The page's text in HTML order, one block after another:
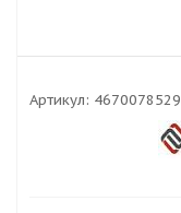
Артикул: